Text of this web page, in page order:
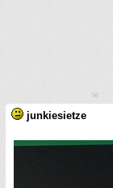
junkiesietze